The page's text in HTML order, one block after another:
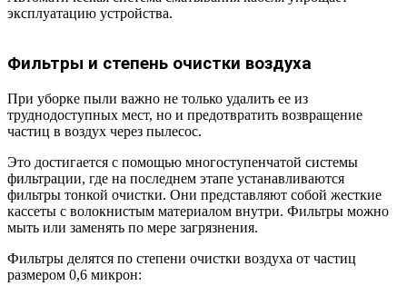
эксплуатацию устройства.
Фильтры и степень очистки воздуха
При уборке пыли важно не только удалить ее из
труднодоступных мест, но и предотвратить возвращение
частиц в воздух через пылесос.
Это достигается с помощью многоступенчатой системы
фильтрации, где на последнем этапе устанавливаются
фильтры тонкой очистки. Они представляют собой жесткие
кассеты с волокнистым материалом внутри. Фильтры можно
мыть или заменять по мере загрязнения.
Фильтры делятся по степени очистки воздуха от частиц
размером 0,6 микрон: